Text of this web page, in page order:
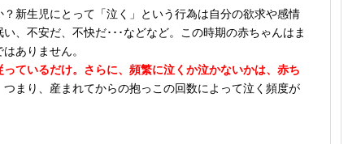
新生児にとって「泣く」という行為は自分の欲求や感情
、不安だ、不快だ･･･などなど。この時期の赤ちゃんはま
ありません。
ているだけ。さらに、頻繁に泣くか泣かないかは、赤ち
つまり、産まれてからの抱っこの回数によって泣く頻度が